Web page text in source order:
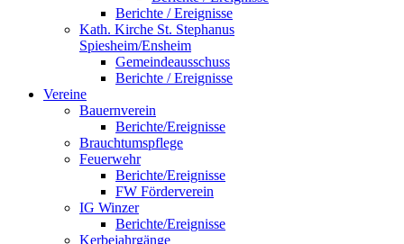
Berichte / Ereignisse
Kath. Kirche St. Stephanus
Spiesheim/Ensheim
Gemeindeausschuss
Berichte / Ereignisse
Vereine
Bauernverein
Berichte/Ereignisse
Brauchtumspflege
Feuerwehr
Berichte/Ereignisse
FW Förderverein
IG Winzer
Berichte/Ereignisse
Kerbejahrgänge